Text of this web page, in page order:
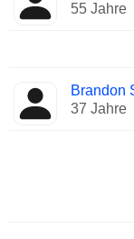
55 Jahre
Brandon
37 Jahre